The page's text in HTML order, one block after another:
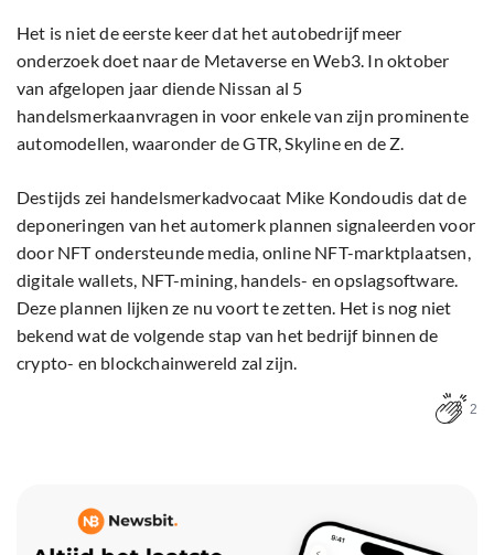
Het is niet de eerste keer dat het autobedrijf meer
onderzoek doet naar de Metaverse en Web3. In oktober
van afgelopen jaar diende Nissan al 5
handelsmerkaanvragen in voor enkele van zijn prominente
automodellen, waaronder de GTR, Skyline en de Z.
Destijds zei handelsmerkadvocaat Mike Kondoudis dat de
deponeringen van het automerk plannen signaleerden voor
door NFT ondersteunde media, online NFT-marktplaatsen,
digitale wallets, NFT-mining, handels- en opslagsoftware.
Deze plannen lijken ze nu voort te zetten. Het is nog niet
bekend wat de volgende stap van het bedrijf binnen de
crypto- en blockchainwereld zal zijn.
2